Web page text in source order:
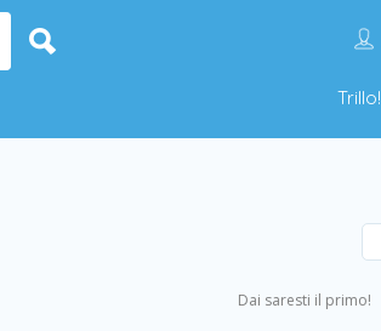
Trillo!
Dai saresti il primo!